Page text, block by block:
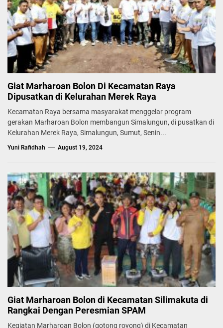
Giat Marharoan Bolon Di Kecamatan Raya
Dipusatkan di Kelurahan Merek Raya
Kecamatan Raya bersama masyarakat menggelar program
gerakan Marharoan Bolon membangun Simalungun, di pusatkan di
Kelurahan Merek Raya, Simalungun, Sumut, Senin...
Yuni Rafidhah August 19, 2024
Giat Marharoan Bolon di Kecamatan Silimakuta di
Rangkai Dengan Peresmian SPAM
Kegiatan Marharoan Bolon (gotong royong) di Kecamatan